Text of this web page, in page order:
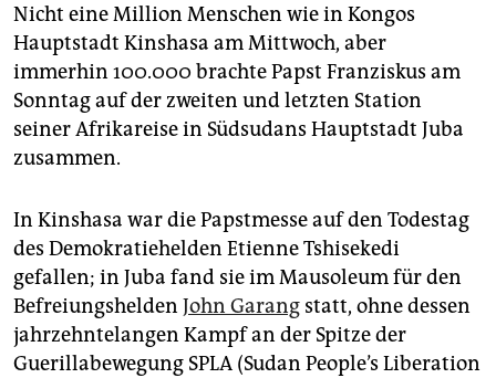
unterstützen
abo
genossenschaft
epaper login
Nicht eine Million Menschen wie in Kongos
Hauptstadt Kinshasa am Mittwoch, aber
immerhin 100.000 brachte Papst Franziskus am
Sonntag auf der zweiten und letzten Station
seiner Afrikareise in Südsudans Hauptstadt Juba
zusammen.
In Kinshasa war die Papstmesse auf den Todestag
des Demokratiehelden Etienne Tshisekedi
gefallen; in Juba fand sie im Mausoleum für den
Befreiungshelden John Garang statt, ohne dessen
jahrzehntelangen Kampf an der Spitze der
Guerillabewegung SPLA (Sudan People’s Liberation